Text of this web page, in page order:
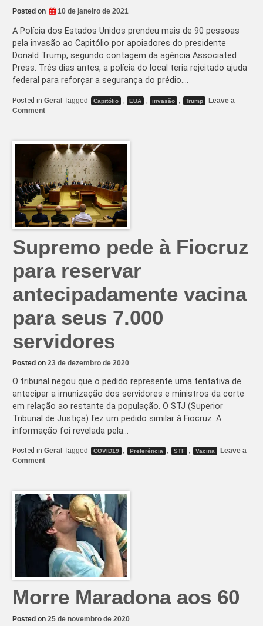
Posted on 10 de janeiro de 2021
A Polícia dos Estados Unidos prendeu mais de 90 pessoas
pela invasão ao Capitólio por apoiadores do presidente
Donald Trump, segundo contagem da agência Associated
Press. Três dias antes, a polícia do local teria rejeitado ajuda
federal para reforçar a segurança do prédio.…
Posted in Geral Tagged Capitólio EUA invasão Trump
Leave a
Commenton
prende
mais
de
90
extremistas
apoiadores
de
Trump
que
invadiram
o
Supremo pede à Fiocruz
para reservar
antecipadamente vacina
para seus 7.000
servidores
Posted on 23 de dezembro de 2020
O tribunal negou que o pedido represente uma tentativa de
antecipar a imunização dos servidores e ministros da corte
em relação ao restante da população. O STJ (Superior
Tribunal de Justiça) fez um pedido similar à Fiocruz. A
informação foi revelada pela…
Posted in Geral Tagged COVID19 , Preferência , STF , Vacina
Leave a
Commenton
Fiocruz
para
reservar
antecipadamente
vacina
para
seus
7.000
servidores
Morre Maradona aos 60
Posted on 25 de novembro de 2020